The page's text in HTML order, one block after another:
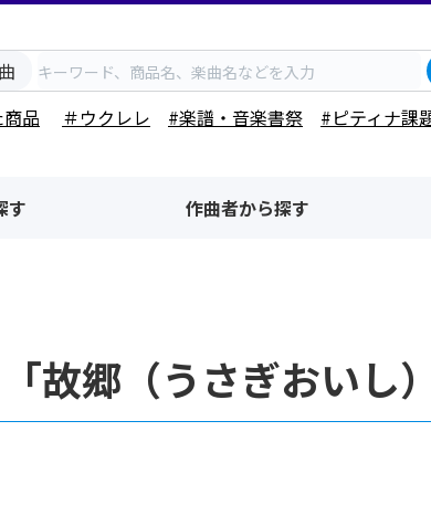
品
＃ウクレレ #楽譜・音楽書祭 #ピティナ課
す 作曲者から探す
故郷（うさぎおい